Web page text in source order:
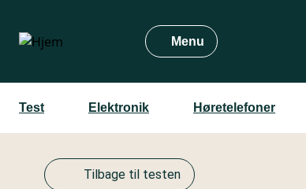
hovedindhold
Menu
Test Elektronik Høretelefoner
Tilbage til testen